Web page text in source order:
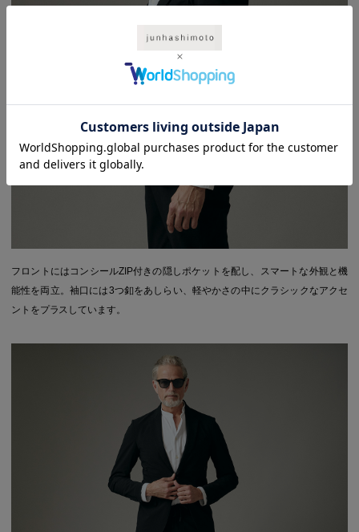
フロントにはコンシールZIP付きの隠しポケットを配し、スマートな外観と機
能性を両立。袖口には3つ釦をあしらい、軽やかさの中にクラシックなアクセ
ントをプラスしています。